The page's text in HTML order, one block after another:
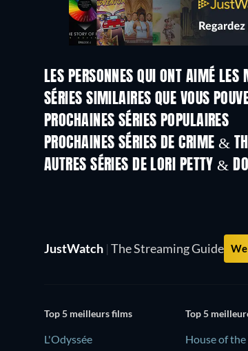
LES PERSONNES QUI ONT AIMÉ
SÉRIES SIMILAIRES QUE VOUS
Série
PROCHAINES SÉRIES POPULAIRES
Série
PROCHAINES SÉRIES DE CRIME &
Saison 6
AUTRES SÉRIES DE LORI PETTY &
JustWatch | The Streaming Guide
Top 5 meilleurs films
L'Odyssée
Top 5
House of